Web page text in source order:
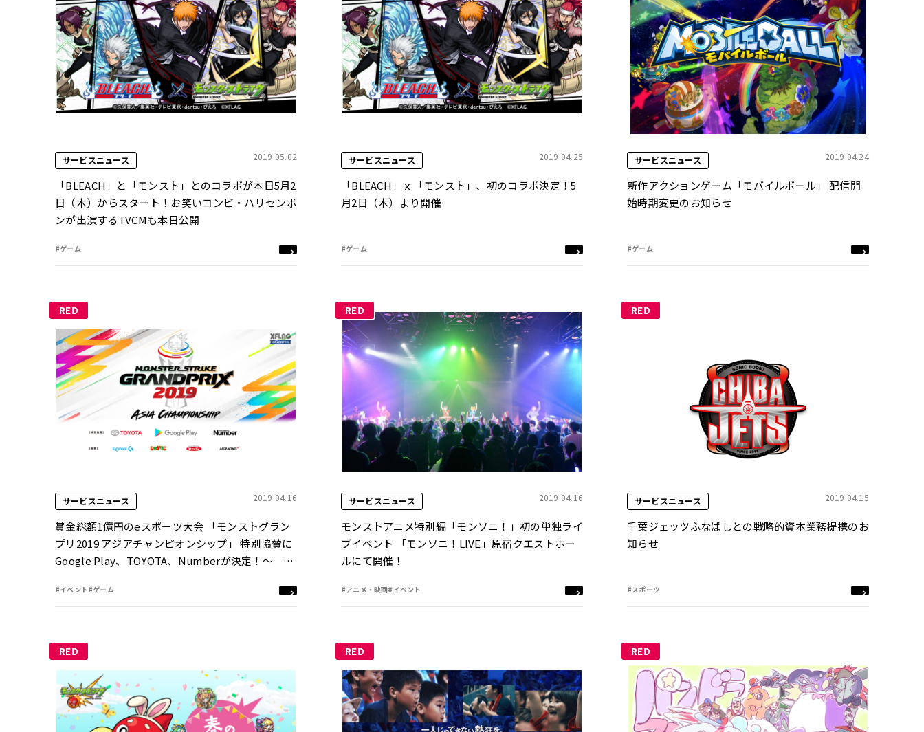
サービスニュース 2019.05.02
「BLEACH」と「モンスト」とのコラボが本日5月2
日（木）からスタート！お笑いコンビ・ハリセンボ
ンが出演するTVCMも本日公開
#ゲーム
サービスニュース 2019.04.25
「BLEACH」ｘ「モンスト」、初のコラボ決定！5
月2日（木）より開催
#ゲーム
サービスニュース 2019.04.24
新作アクションゲーム「モバイルボール」 配信開
始時期変更のお知らせ
#ゲーム
RED
サービスニュース 2019.04.16
賞金総額1億円のeスポーツ大会 「モンストグラン
プリ2019 アジアチャンピオンシップ」 特別協賛に
Google Play、TOYOTA、Numberが決定！～ そ
#イベント#ゲーム
RED
サービスニュース 2019.04.16
モンストアニメ特別編「モンソニ！」初の単独ライ
ブイベント 「モンソニ！LIVE」原宿クエストホー
ルにて開催！
#アニメ・映画#イベント
RED
サービスニュース 2019.04.15
千葉ジェッツふなばしとの戦略的資本業務提携のお
知らせ
#スポーツ
RED RED RED